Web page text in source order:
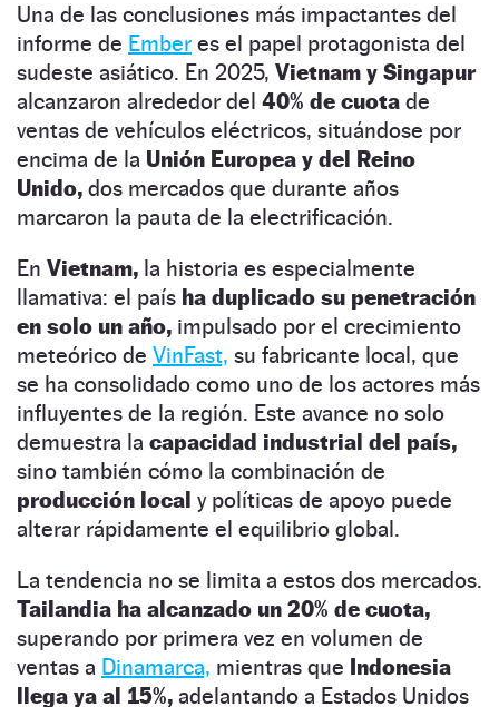
Una de las conclusiones más impactantes del
informe de Ember es el papel protagonista del
sudeste asiático. En 2025, Vietnam y Singapur
alcanzaron alrededor del 40% de cuota de
ventas de vehículos eléctricos, situándose por
encima de la Unión Europea y del Reino
Unido, dos mercados que durante años
marcaron la pauta de la electrificación.
En Vietnam, la historia es especialmente
llamativa: el país ha duplicado su penetración
en solo un año, impulsado por el crecimiento
meteórico de VinFast, su fabricante local, que
se ha consolidado como uno de los actores más
influyentes de la región. Este avance no solo
demuestra la capacidad industrial del país,
sino también cómo la combinación de
producción local y políticas de apoyo puede
alterar rápidamente el equilibrio global.
La tendencia no se limita a estos dos mercados.
Tailandia ha alcanzado un 20% de cuota,
superando por primera vez en volumen de
ventas a Dinamarca, mientras que Indonesia
llega ya al 15%, adelantando a Estados Unidos